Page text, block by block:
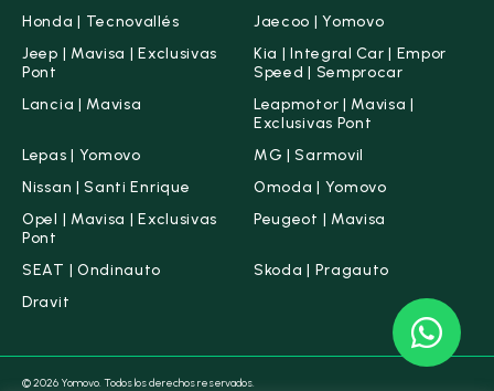
Honda | Tecnovallés
Jaecoo | Yomovo
Jeep | Mavisa | Exclusivas
Pont
Kia | Integral Car | Empor
Speed | Semprocar
Lancia | Mavisa
Leapmotor | Mavisa |
Exclusivas Pont
Lepas | Yomovo
MG | Sarmovil
Nissan | Santi Enrique
Omoda | Yomovo
Opel | Mavisa | Exclusivas
Pont
Peugeot | Mavisa
SEAT | Ondinauto
Skoda | Pragauto
Dravit
© 2026 Yomovo. Todos los derechos reservados.